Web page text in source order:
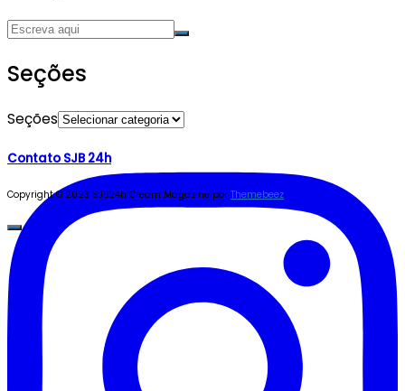
Seções
Seções
Contato SJB 24h
Copyright © 2023 SJB24h Cream Magazine por Themebeez